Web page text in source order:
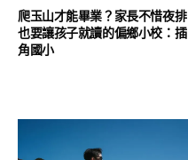
爬玉山才能畢業？家長不惜夜排
也要讓孩子就讀的偏鄉小校：插
角國小